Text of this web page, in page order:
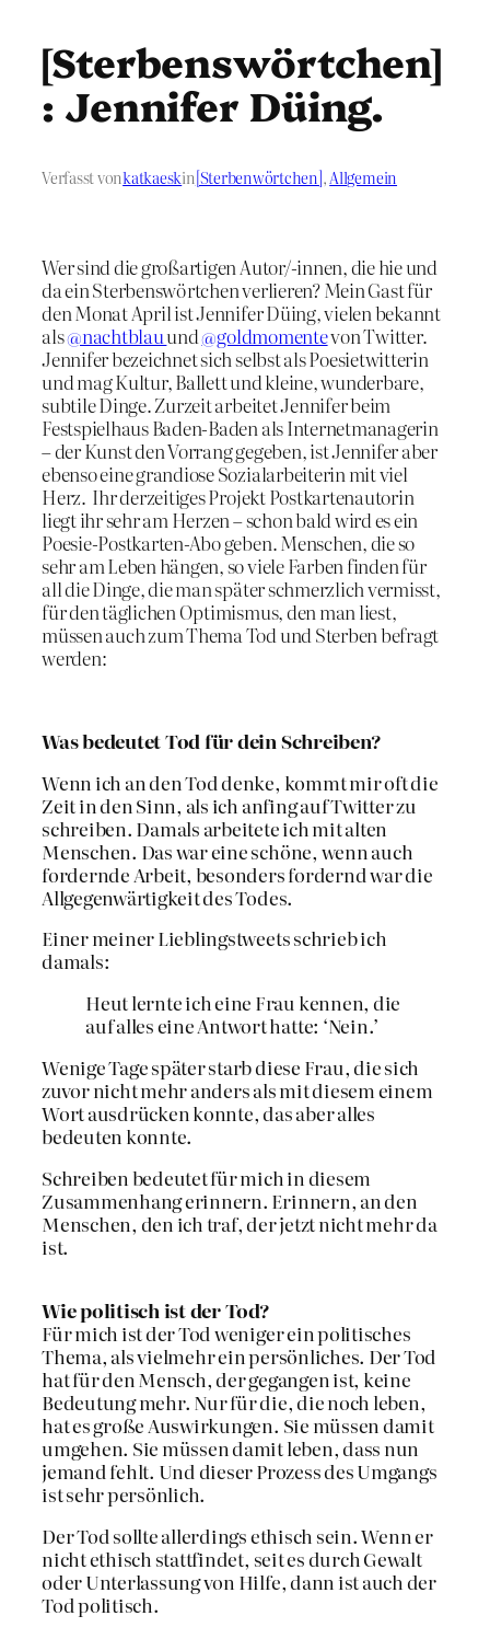
[Sterbenswörtchen]
: Jennifer Düing.
Verfasst vonkatkaeskin[Sterbenwörtchen], Allgemein
Wer sind die großartigen Autor/-innen, die hie und
da ein Sterbenswörtchen verlieren? Mein Gast für
den Monat April ist Jennifer Düing, vielen bekannt
als@nachtblauund@goldmomentevon Twitter.
Jennifer bezeichnet sich selbst als Poesietwitterin
und mag Kultur, Ballett und kleine, wunderbare,
subtile Dinge. Zurzeit arbeitet Jennifer beim
Festspielhaus Baden-Baden als Internetmanagerin
– der Kunst den Vorrang gegeben, ist Jennifer aber
ebenso eine grandiose Sozialarbeiterin mit viel
Herz. Ihr derzeitiges Projekt Postkartenautorin
liegt ihr sehr am Herzen – schon bald wird es ein
Poesie-Postkarten-Abo geben. Menschen, die so
sehr am Leben hängen, so viele Farben finden für
all die Dinge, die man später schmerzlich vermisst,
für den täglichen Optimismus, den man liest,
müssen auch zum Thema Tod und Sterben befragt
werden:
Was bedeutet Tod für dein Schreiben?
Wenn ich an den Tod denke, kommt mir oft die
Zeit in den Sinn, als ich anfing auf Twitter zu
schreiben. Damals arbeitete ich mit alten
Menschen. Das war eine schöne, wenn auch
fordernde Arbeit, besonders fordernd war die
Allgegenwärtigkeit des Todes.
Einer meiner Lieblingstweets schrieb ich
damals:
Heut lernte ich eine Frau kennen, die
auf alles eine Antwort hatte: ‘Nein.’
Wenige Tage später starb diese Frau, die sich
zuvor nicht mehr anders als mit diesem einem
Wort ausdrücken konnte, das aber alles
bedeuten konnte.
Schreiben bedeutet für mich in diesem
Zusammenhang erinnern. Erinnern, an den
Menschen, den ich traf, der jetzt nicht mehr da
ist.
Wie politisch ist der Tod?
Für mich ist der Tod weniger ein politisches
Thema, als vielmehr ein persönliches. Der Tod
hat für den Mensch, der gegangen ist, keine
Bedeutung mehr. Nur für die, die noch leben,
hat es große Auswirkungen. Sie müssen damit
umgehen. Sie müssen damit leben, dass nun
jemand fehlt. Und dieser Prozess des Umgangs
ist sehr persönlich.
Der Tod sollte allerdings ethisch sein. Wenn er
nicht ethisch stattfindet, seit es durch Gewalt
oder Unterlassung von Hilfe, dann ist auch der
Tod politisch.